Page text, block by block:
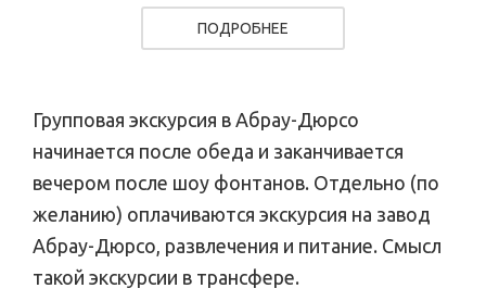
ПОДРОБНЕЕ
Групповая экскурсия в Абрау-Дюрсо
начинается после обеда и заканчивается
вечером после шоу фонтанов. Отдельно (по
желанию) оплачиваются экскурсия на завод
Абрау-Дюрсо, развлечения и питание. Смысл
такой экскурсии в трансфере.